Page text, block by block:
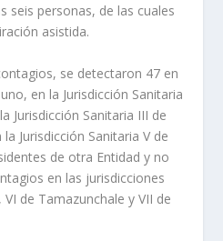
seis personas, de las cuales
asistida.
se detectaron 47 en
en la Jurisdicción Sanitaria
Jurisdicción Sanitaria III de
Jurisdicción Sanitaria V de
de otra Entidad y no
en las jurisdicciones
de Tamazunchale y VII de